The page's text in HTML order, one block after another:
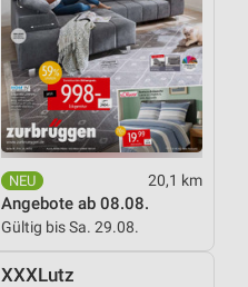
20,1 km
Angebote ab 08.08.
Gültig bis Sa. 29.08.
XXXLutz